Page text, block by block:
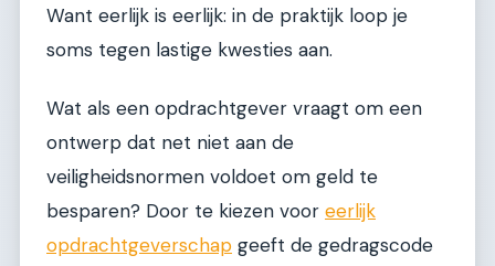
Want eerlijk is eerlijk: in de praktijk loop je
soms tegen lastige kwesties aan.
Wat als een opdrachtgever vraagt om een
ontwerp dat net niet aan de
veiligheidsnormen voldoet om geld te
besparen? Door te kiezen voor eerlijk
opdrachtgeverschap geeft de gedragscode